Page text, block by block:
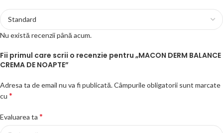
Nu există recenzii până acum.
Fii primul care scrii o recenzie pentru „MACON DERM BALANCE
CREMA DE NOAPTE”
Adresa ta de email nu va fi publicată.Câmpurile obligatorii sunt marcate
cu *
Evaluarea ta *